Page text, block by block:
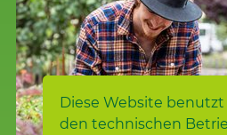
Diese Website benutzt
den technischen